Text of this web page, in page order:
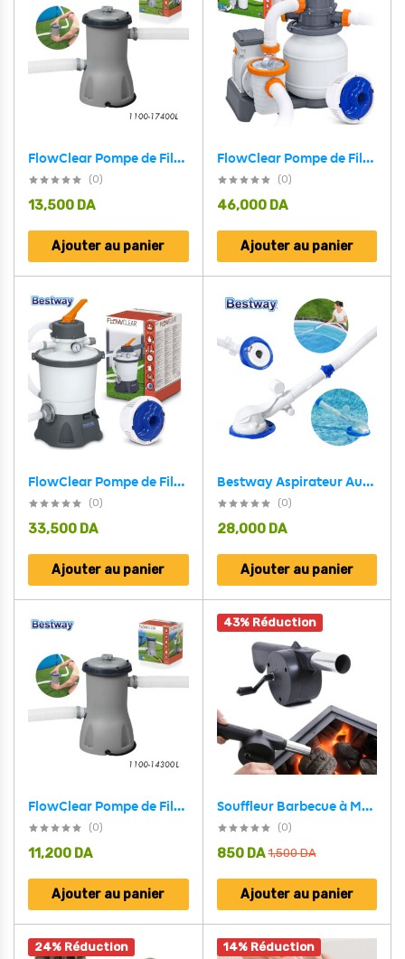
FlowClear Pompe de Filtre à Cartouche 1100-17400L Bestway 58386
(0)
13,500 DA
Ajouter au panier
FlowClear Pompe de Filtre à Sable 1100-42300L Bestway 58497
(0)
46,000 DA
Ajouter au panier
FlowClear Pompe de Filtre à Sable 1100-18100L Bestway 58515
(0)
33,500 DA
Ajouter au panier
Bestway Aspirateur Automatique Pour Le Nettoyage Des Piscines Hors Sol 58628
(0)
28,000 DA
Ajouter au panier
FlowClear Pompe de Filtre à Cartouche 1100-14300L Bestway 58383
(0)
11,200 DA
Ajouter au panier
43% Réduction
Souffleur Barbecue à Main
(0)
1,500DA
850 DA
Ajouter au panier
24% Réduction 14% Réduction